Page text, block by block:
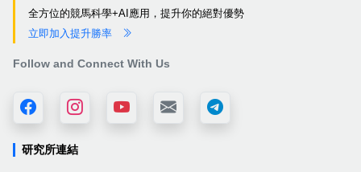
全方位的競馬科學+AI應用，提升你的絕對優勢
立即加入提升勝率
Follow and Connect With Us
研究所連結